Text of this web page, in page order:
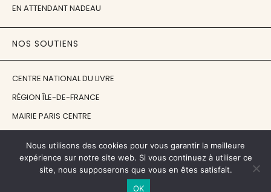
EN ATTENDANT NADEAU
NOS SOUTIENS
CENTRE NATIONAL DU LIVRE
RÉGION ÎLE-DE-FRANCE
MAIRIE PARIS CENTRE
FONDATION JAN MICHALSKI
© 1998 - 2026, ENT'REVUES
Nous utilisons des cookies pour vous garantir la meilleure
expérience sur notre site web. Si vous continuez à utiliser ce
site, nous supposerons que vous en êtes satisfait.
OK